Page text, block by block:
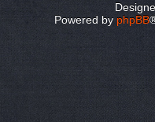
Powered by phpBB